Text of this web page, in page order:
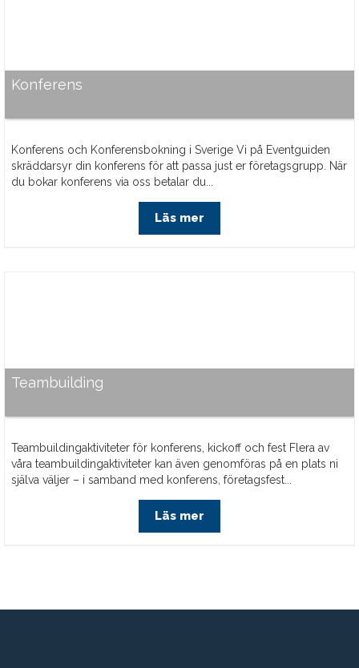
Konferens
Konferens och Konferensbokning i Sverige Vi på Eventguiden
skräddarsyr din konferens för att passa just er företagsgrupp. När
du bokar konferens via oss betalar du...
Läs mer
Teambuilding
Teambuildingaktiviteter för konferens, kickoff och fest Flera av
våra teambuildingaktiviteter kan även genomföras på en plats ni
själva väljer – i samband med konferens, företagsfest...
Läs mer